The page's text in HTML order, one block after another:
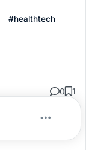
#healthtech
0 1